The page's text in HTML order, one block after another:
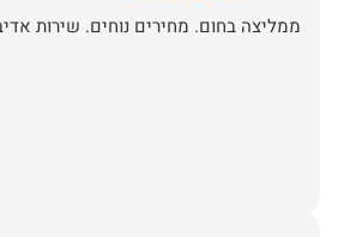
ממליצה בחום. מחירים נוחים. שירות